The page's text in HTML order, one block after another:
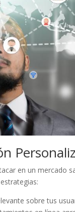
en un⁣ mercado
sobre tus